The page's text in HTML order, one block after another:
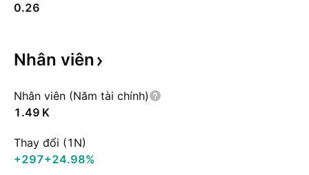
0.26
Nhân viên
Nhân viên (Năm tài chính)
‪1.49 K‬
Thay đổi (1N)
+297+24.98%